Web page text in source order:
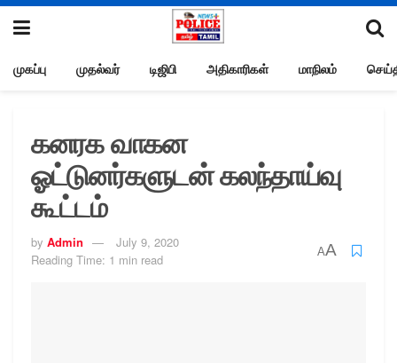
முகப்பு முதல்வர் டிஜிபி அதிகாரிகள் மாநிலம்
கனரக வாகன
ஓட்டுனர்களுடன் கலந்தாய்வு
கூட்டம்
by Admin
July 9, 2020
Reading Time: 1 min read
AA